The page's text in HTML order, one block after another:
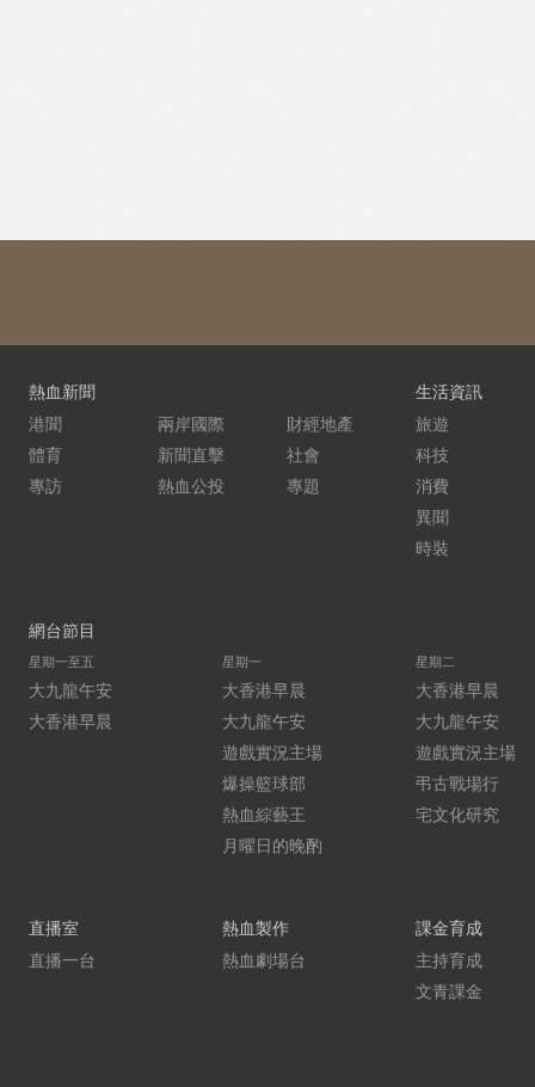
熱血新聞
港聞
兩岸國際
財經地產
體育
新聞直擊
社會
專訪
熱血公投 專題
生活資訊
旅遊
科技
消費
異聞
時裝
網台節目
星期一至五
大九龍午安
大香港早晨
星期一
大香港早晨
大九龍午安
遊戲實況主場
爆操籃球部
熱血綜藝王
月曜日的晚酌
星期二
大香港早晨
大九龍午安
遊戲實況主場
弔古戰場行
宅文化研究
直播室
直播一台
熱血製作
熱血劇場台
課金育成
主持育成
文青課金